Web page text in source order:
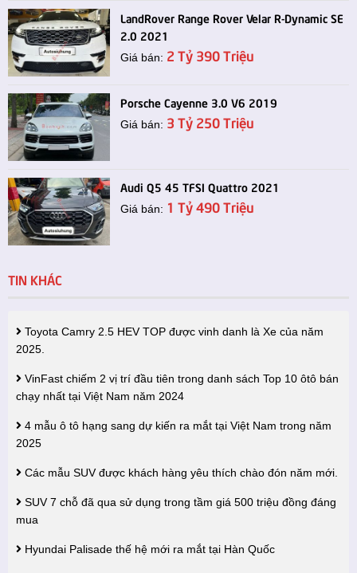
LandRover Range Rover Velar R-Dynamic SE
2.0 2021
Giá bán: 2 Tỷ 390 Triệu
Porsche Cayenne 3.0 V6 2019
Giá bán: 3 Tỷ 250 Triệu
Audi Q5 45 TFSI Quattro 2021
Giá bán: 1 Tỷ 490 Triệu
TIN KHÁC
Toyota Camry 2.5 HEV TOP được vinh danh là Xe của năm
2025.
VinFast chiếm 2 vị trí đầu tiên trong danh sách Top 10 ôtô bán
chạy nhất tại Việt Nam năm 2024
4 mẫu ô tô hạng sang dự kiến ra mắt tại Việt Nam trong năm
2025
Các mẫu SUV được khách hàng yêu thích chào đón năm mới.
SUV 7 chỗ đã qua sử dụng trong tầm giá 500 triệu đồng đáng
mua
Hyundai Palisade thế hệ mới ra mắt tại Hàn Quốc